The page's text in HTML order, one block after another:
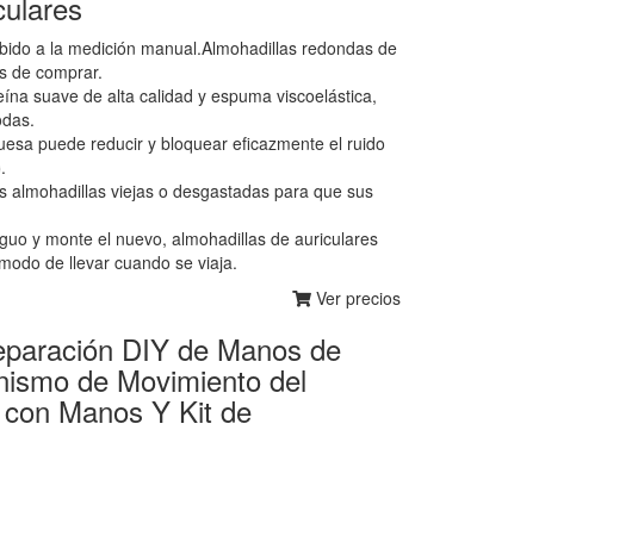
a la medición manual.Almohadillas redondas de
de comprar.
suave de alta calidad y espuma viscoelástica,
puede reducir y bloquear eficazmente el ruido
viejas o desgastadas para que sus
y monte el nuevo, almohadillas de auriculares
de llevar cuando se viaja.
Ver precios
DIY de Manos de
de Movimiento del
Manos Y Kit de